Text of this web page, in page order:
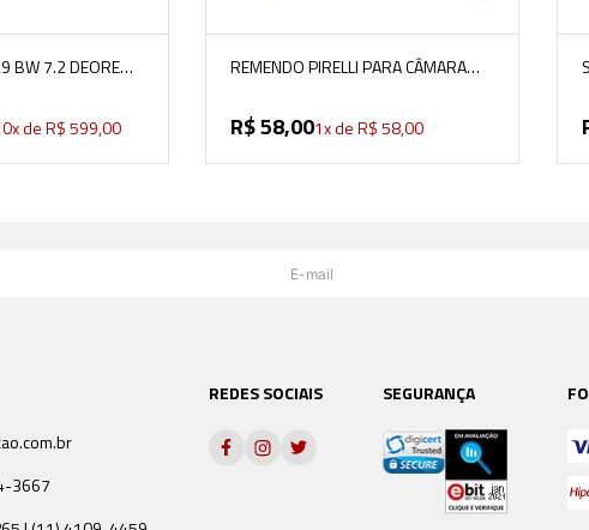
BW 7.2 DEORE
x deR$599,00
REMENDO PIRELLI PARA CÂMARA
R$58,001x deR$58,00
3667
REDES SOCIAIS SEGURANÇA